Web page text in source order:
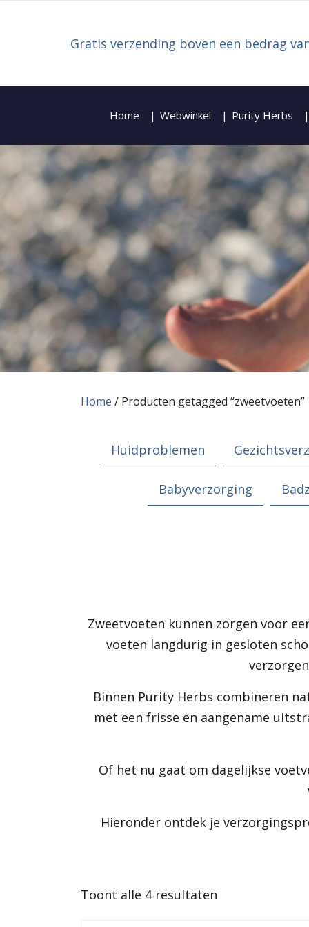
Gratis verzending boven een bedrag
Home Webwinkel Purity Herbs
Home / Producten getagged “zweetvoeten”
Huidproblemen
Babyverzorging
Zweetvoeten kunnen zorgen voor
voeten langdurig in gesloten
Binnen Purity Herbs combineren
met een frisse en aangename
Of het nu gaat om dagelijkse
Hieronder ontdek je
Toont alle 4 resultaten